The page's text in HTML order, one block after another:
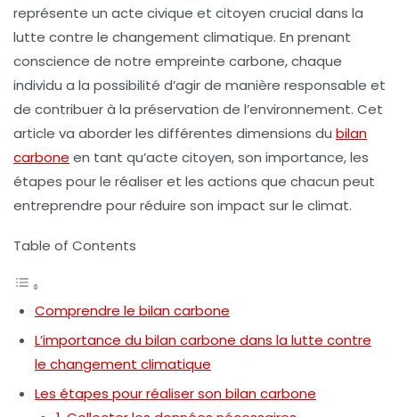
représente un acte civique et citoyen crucial dans la
lutte contre le changement climatique. En prenant
conscience de notre empreinte carbone, chaque
individu a la possibilité d’agir de manière responsable et
de contribuer à la préservation de l’environnement. Cet
article va aborder les différentes dimensions du bilan
carbone en tant qu’acte citoyen, son importance, les
étapes pour le réaliser et les actions que chacun peut
entreprendre pour réduire son impact sur le climat.
Table of Contents
Comprendre le bilan carbone
L’importance du bilan carbone dans la lutte contre
le changement climatique
Les étapes pour réaliser son bilan carbone